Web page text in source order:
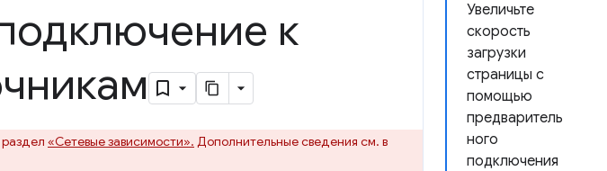
Увеличьте
скорость
загрузки
страницы с
помощью
предваритель
ного
подключения
к
«Сетевые зависимости». Дополнительные сведения см. в